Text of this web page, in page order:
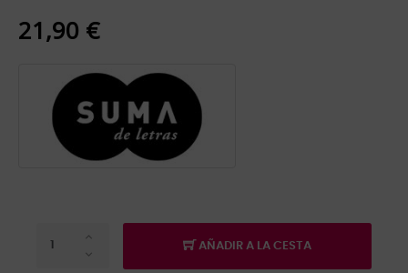
21,90 €
AÑADIR A LA CESTA